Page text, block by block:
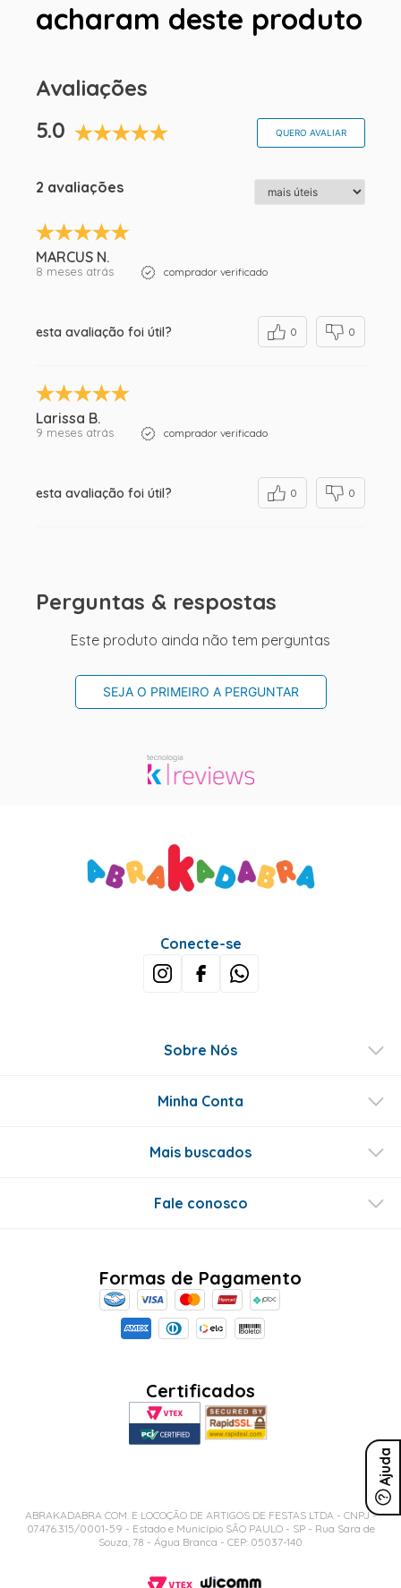
acharam deste produto
Avaliações
5.0
QUERO AVALIAR
2 avaliações
MARCUS N.
8 meses atrás comprador verificado
esta avaliação foi útil? 0 0
Larissa B.
9 meses atrás comprador verificado
esta avaliação foi útil? 0 0
Perguntas & respostas
Este produto ainda não tem perguntas
SEJA O PRIMEIRO A PERGUNTAR
Ajuda
Conecte-se
Sobre Nós
Minha Conta
Mais buscados
Fale conosco
Formas de Pagamento
Certificados
ABRAKADABRA COM. E LOCOÇÃO DE ARTIGOS DE FESTAS LTDA - CNPJ -
07.476.315/0001-59 - Estado e Município SÃO PAULO - SP - Rua Sara de
Souza, 78 - Água Branca - CEP: 05037-140